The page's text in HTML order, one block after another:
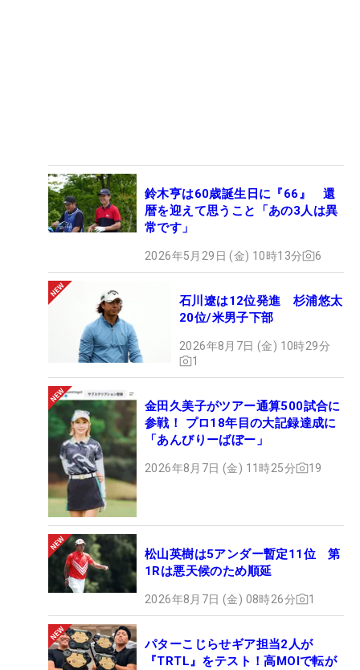
鈴木亨は60歳誕生日に『66』 還
暦を迎えて思うこと「あの3人は異
常です」
2026年5月29日 (金) 10時13分 6
石川遼は12位発進 杉浦悠太
20位/米男子下部
2026年8月7日 (金) 10時29分
1
金田久美子がツアー通算500試合に
参戦！ プロ18年目の大記録達成に
「あんびりーばぼー」
2026年8月7日 (金) 11時25分 19
松山英樹は5アンダー暫定11位 第
1Rは悪天候のため順延
2026年8月7日 (金) 08時26分 1
パターこじらせギア担当2人が
『TRTL』をテスト！高MOIで転が